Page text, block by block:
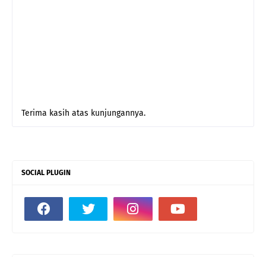
Terima kasih atas kunjungannya.
SOCIAL PLUGIN